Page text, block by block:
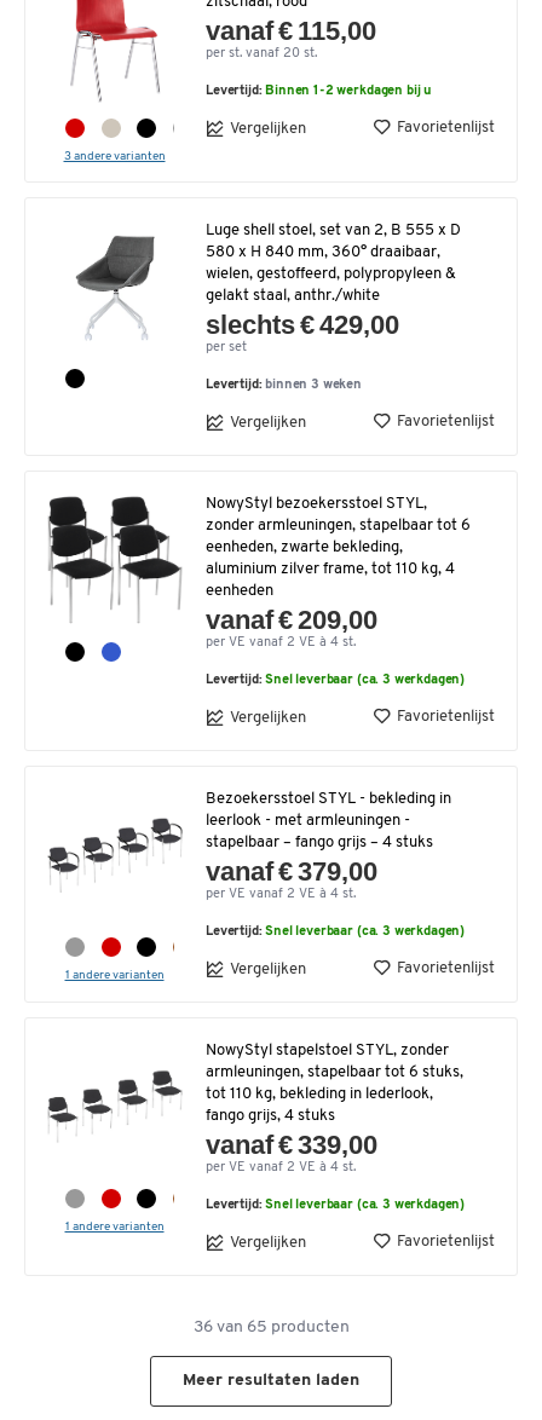
3 andere varianten
vanaf € 115,00
per st. vanaf 20 st.
Levertijd:Binnen 1-2 werkdagen bij u
Vergelijken Favorietenlijst
Luge shell stoel, set van 2, B 555 x D
580 x H 840 mm, 360° draaibaar,
wielen, gestoffeerd, polypropyleen &
gelakt staal, anthr./white
slechts € 429,00
per set
Levertijd:binnen 3 weken
Vergelijken Favorietenlijst
NowyStyl bezoekersstoel STYL,
zonder armleuningen, stapelbaar tot 6
eenheden, zwarte bekleding,
aluminium zilver frame, tot 110 kg, 4
eenheden
vanaf € 209,00
per VE vanaf 2 VE à 4 st.
Levertijd:Snel leverbaar (ca. 3 werkdagen)
Vergelijken Favorietenlijst
1 andere varianten
Bezoekersstoel STYL - bekleding in
leerlook - met armleuningen -
stapelbaar – fango grijs – 4 stuks
vanaf € 379,00
per VE vanaf 2 VE à 4 st.
Levertijd:Snel leverbaar (ca. 3 werkdagen)
Vergelijken Favorietenlijst
1 andere varianten
NowyStyl stapelstoel STYL, zonder
armleuningen, stapelbaar tot 6 stuks,
tot 110 kg, bekleding in lederlook,
fango grijs, 4 stuks
vanaf € 339,00
per VE vanaf 2 VE à 4 st.
Levertijd:Snel leverbaar (ca. 3 werkdagen)
Vergelijken Favorietenlijst
36van 65 producten
Meer resultaten laden